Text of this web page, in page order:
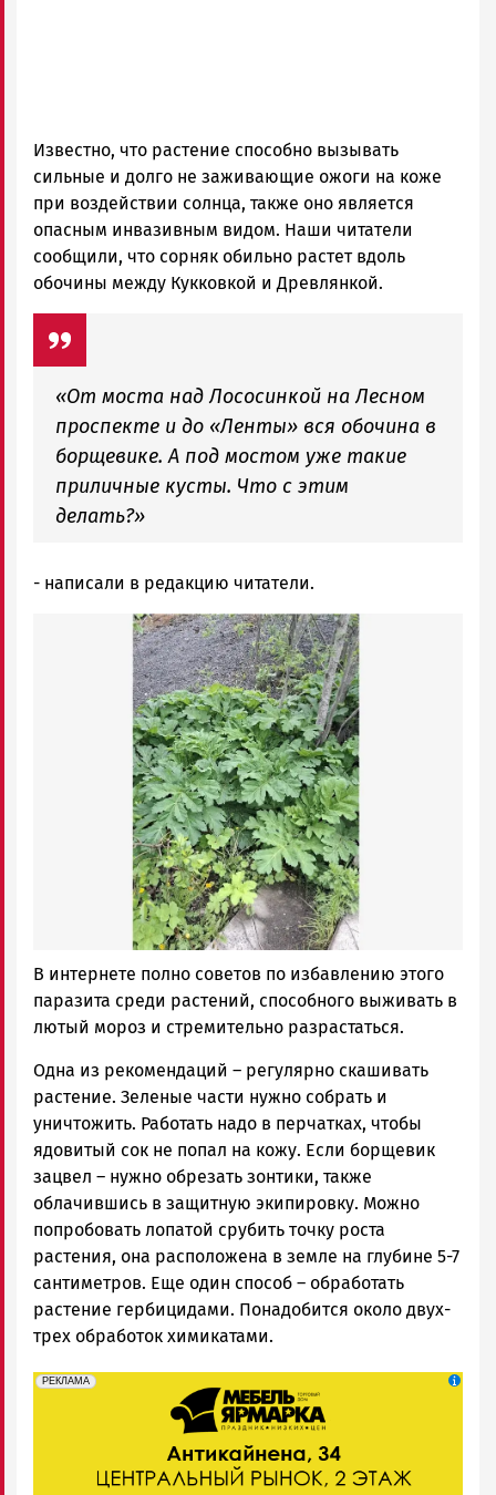
Известно, что растение способно вызывать
сильные и долго не заживающие ожоги на коже
при воздействии солнца, также оно является
опасным инвазивным видом. Наши читатели
сообщили, что сорняк обильно растет вдоль
обочины между Кукковкой и Древлянкой.
«От моста над Лососинкой на Лесном
проспекте и до «Ленты» вся обочина в
борщевике. А под мостом уже такие
приличные кусты. Что с этим
делать?»
- написали в редакцию читатели.
В интернете полно советов по избавлению этого
паразита среди растений, способного выживать в
лютый мороз и стремительно разрастаться.
Одна из рекомендаций – регулярно скашивать
растение. Зеленые части нужно собрать и
уничтожить. Работать надо в перчатках, чтобы
ядовитый сок не попал на кожу. Если борщевик
зацвел – нужно обрезать зонтики, также
облачившись в защитную экипировку. Можно
попробовать лопатой срубить точку роста
растения, она расположена в земле на глубине 5-7
сантиметров. Еще один способ – обработать
растение гербицидами. Понадобится около двух-
трех обработок химикатами.
erid: 2SDnjeFymr3
РЕКЛАМА
Реклама